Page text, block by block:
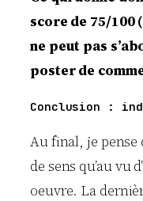
score de 75/100
ne peut pas
poster de
Conclusion :
Au final, je pense
de sens qu’au vu
oeuvre. La